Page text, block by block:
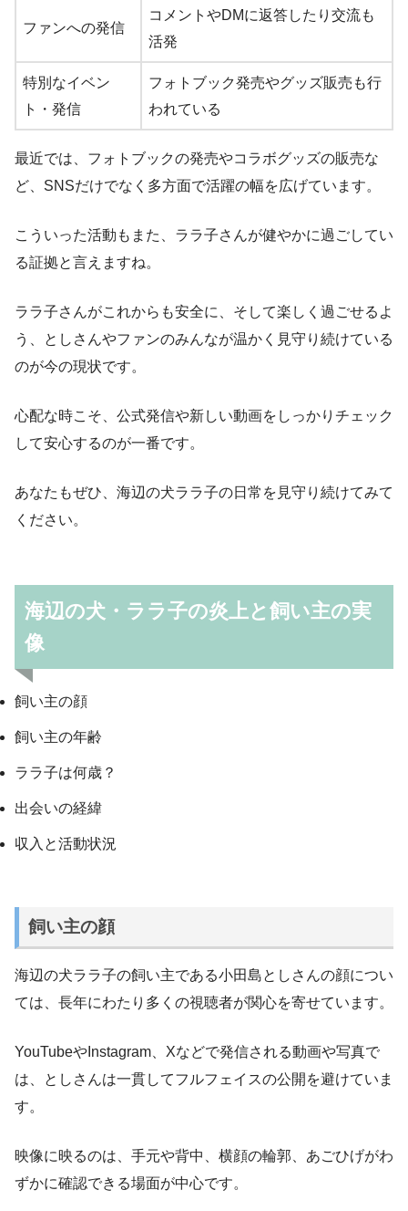
ファンへの発信
コメントやDMに返答したり交流も
活発
特別なイベン
ト・発信
フォトブック発売やグッズ販売も行
われている
最近では、フォトブックの発売やコラボグッズの販売な
ど、SNSだけでなく多方面で活躍の幅を広げています。
こういった活動もまた、ララ子さんが健やかに過ごしてい
る証拠と言えますね。
ララ子さんがこれからも安全に、そして楽しく過ごせるよ
う、としさんやファンのみんなが温かく見守り続けている
のが今の現状です。
心配な時こそ、公式発信や新しい動画をしっかりチェック
して安心するのが一番です。
あなたもぜひ、海辺の犬ララ子の日常を見守り続けてみて
ください。
海辺の犬・ララ子の炎上と飼い主の実
像
飼い主の顔
飼い主の年齢
ララ子は何歳？
出会いの経緯
収入と活動状況
飼い主の顔
海辺の犬ララ子の飼い主である小田島としさんの顔につい
ては、長年にわたり多くの視聴者が関心を寄せています。
YouTubeやInstagram、Xなどで発信される動画や写真で
は、としさんは一貫してフルフェイスの公開を避けていま
す。
映像に映るのは、手元や背中、横顔の輪郭、あごひげがわ
ずかに確認できる場面が中心です。